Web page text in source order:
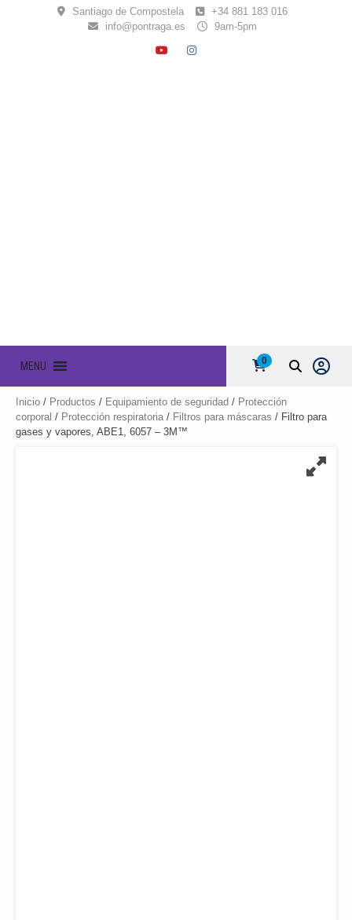
Santiago de Compostela
+34 881 183 016
info@pontraga.es
9am-5pm
YOUTUBE
INSTAGRAM
MENU 0
Inicio / Productos / Equipamiento de seguridad / Protección
corporal / Protección respiratoria / Filtros para máscaras / Filtro para
gases y vapores, ABE1, 6057 – 3M™